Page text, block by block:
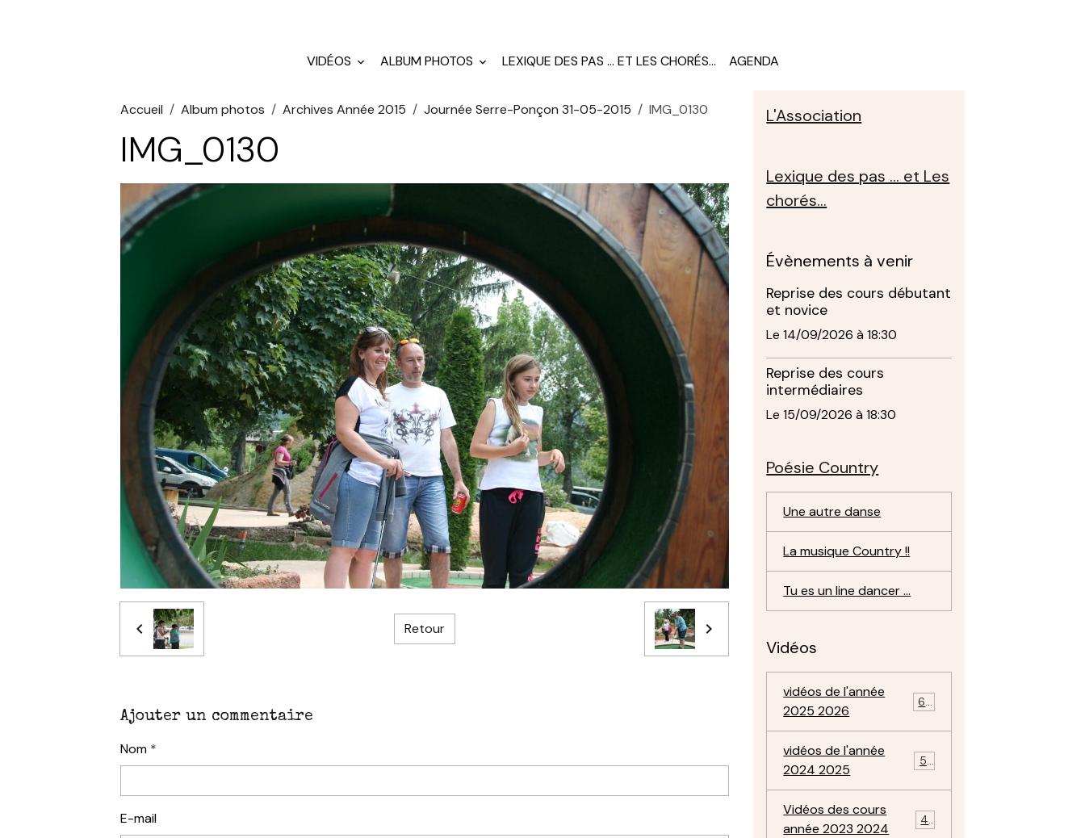
VIDÉOS ALBUM PHOTOS LEXIQUE DES PAS ... ET LES CHORÉS... AGENDA
Accueil Album photos Archives Année 2015 Journée Serre-Ponçon 31-05-2015 IMG_0130
IMG_0130
Retour
Ajouter un commentaire
Nom
E-mail
L'Association
Lexique des pas ... et Les
chorés...
Évènements à venir
Reprise des cours débutant
et novice
Le 14/09/2026 à 18:30
Reprise des cours
intermédiaires
Le 15/09/2026 à 18:30
Poésie Country
Une autre danse
La musique Country !!
Tu es un line dancer ...
Vidéos
vidéos de l'année
2025 2026
69
vidéos de l'année
2024 2025
57
Vidéos des cours
année 2023 2024
47